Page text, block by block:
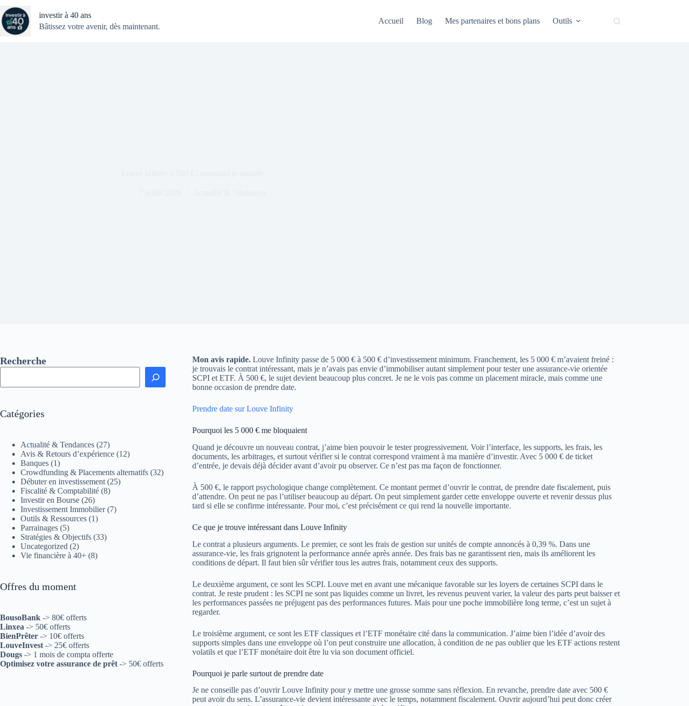
au
contenu
investir à 40 ans
Bâtissez votre avenir, dès maintenant.
Accueil Blog Mes partenaires et bons plans Outils
Mon avis rapide.Louve Infinity passe de 5 000 € à 500 € d’investissement minimum. Franchement, les 5 000 € m’avaient freiné :
je trouvais le contrat intéressant, mais je n’avais pas envie d’immobiliser autant simplement pour tester une assurance-vie orientée
SCPI et ETF. À 500 €, le sujet devient beaucoup plus concret. Je ne le vois pas comme un placement miracle, mais comme une
bonne occasion de prendre date.
Prendre date sur Louve Infinity
Pourquoi les 5 000 € me bloquaient
Quand je découvre un nouveau contrat, j’aime bien pouvoir le tester progressivement. Voir l’interface, les supports, les frais, les
documents, les arbitrages, et surtout vérifier si le contrat correspond vraiment à ma manière d’investir. Avec 5 000 € de ticket
d’entrée, je devais déjà décider avant d’avoir pu observer. Ce n’est pas ma façon de fonctionner.
À 500 €, le rapport psychologique change complètement. Ce montant permet d’ouvrir le contrat, de prendre date fiscalement, puis
d’attendre. On peut ne pas l’utiliser beaucoup au départ. On peut simplement garder cette enveloppe ouverte et revenir dessus plus
tard si elle se confirme intéressante. Pour moi, c’est précisément ce qui rend la nouvelle importante.
Ce que je trouve intéressant dans Louve Infinity
Le contrat a plusieurs arguments. Le premier, ce sont les frais de gestion sur unités de compte annoncés à 0,39 %. Dans une
assurance-vie, les frais grignotent la performance année après année. Des frais bas ne garantissent rien, mais ils améliorent les
conditions de départ. Il faut bien sûr vérifier tous les autres frais, notamment ceux des supports.
Le deuxième argument, ce sont les SCPI. Louve met en avant une mécanique favorable sur les loyers de certaines SCPI dans le
contrat. Je reste prudent : les SCPI ne sont pas liquides comme un livret, les revenus peuvent varier, la valeur des parts peut baisser et
les performances passées ne préjugent pas des performances futures. Mais pour une poche immobilière long terme, c’est un sujet à
regarder.
Le troisième argument, ce sont les ETF classiques et l’ETF monétaire cité dans la communication. J’aime bien l’idée d’avoir des
supports simples dans une enveloppe où l’on peut construire une allocation, à condition de ne pas oublier que les ETF actions restent
volatils et que l’ETF monétaire doit être lu via son document officiel.
Pourquoi je parle surtout de prendre date
Je ne conseille pas d’ouvrir Louve Infinity pour y mettre une grosse somme sans réflexion. En revanche, prendre date avec 500 €
peut avoir du sens. L’assurance-vie devient intéressante avec le temps, notamment fiscalement. Ouvrir aujourd’hui peut donc créer
Recherche
Catégories
Actualité & Tendances (27)
Avis & Retours d’expérience (12)
Banques (1)
Crowdfunding & Placements alternatifs (32)
Débuter en investissement (25)
Fiscalité & Comptabilité (8)
Investir en Bourse (26)
Investissement Immobilier(7)
Outils & Ressources (1)
Parrainages (5)
Stratégies & Objectifs (33)
Uncategorized (2)
Vie financière à 40+ (8)
Offres du moment
BousoBank -> 80€ offerts
Linxea -> 50€ offerts
BienPrêter -> 10€ offerts
LouveInvest -> 25€ offerts
Dougs -> 1 mois de compta offerte
Optimisez votre assurance de prêt -> 50€ offerts